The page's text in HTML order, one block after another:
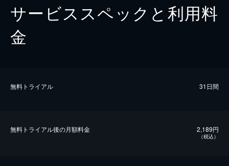
サービススペックと利用料
金
無料トライアル 31日間
無料トライアル後の⽉額料金 2,189円
（税込）